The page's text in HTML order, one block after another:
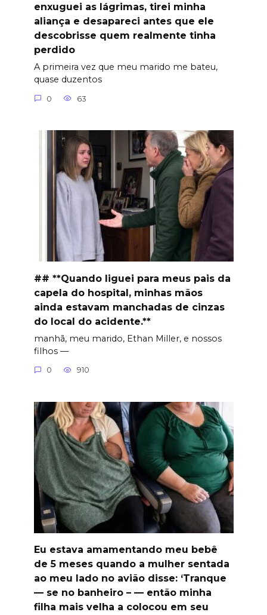
enxuguei as lágrimas, tirei minha
aliança e desapareci antes que ele
descobrisse quem realmente tinha
perdido
A primeira vez que meu marido me bateu,
quase duzentos
0 63
## **Quando liguei para meus pais da
capela do hospital, minhas mãos
ainda estavam manchadas de cinzas
do local do acidente.**
manhã, meu marido, Ethan Miller, e nossos
filhos —
0 910
Eu estava amamentando meu bebê
de 5 meses quando a mulher sentada
ao meu lado no avião disse: ‘Tranque
— se no banheiro – — então minha
filha mais velha a colocou em seu